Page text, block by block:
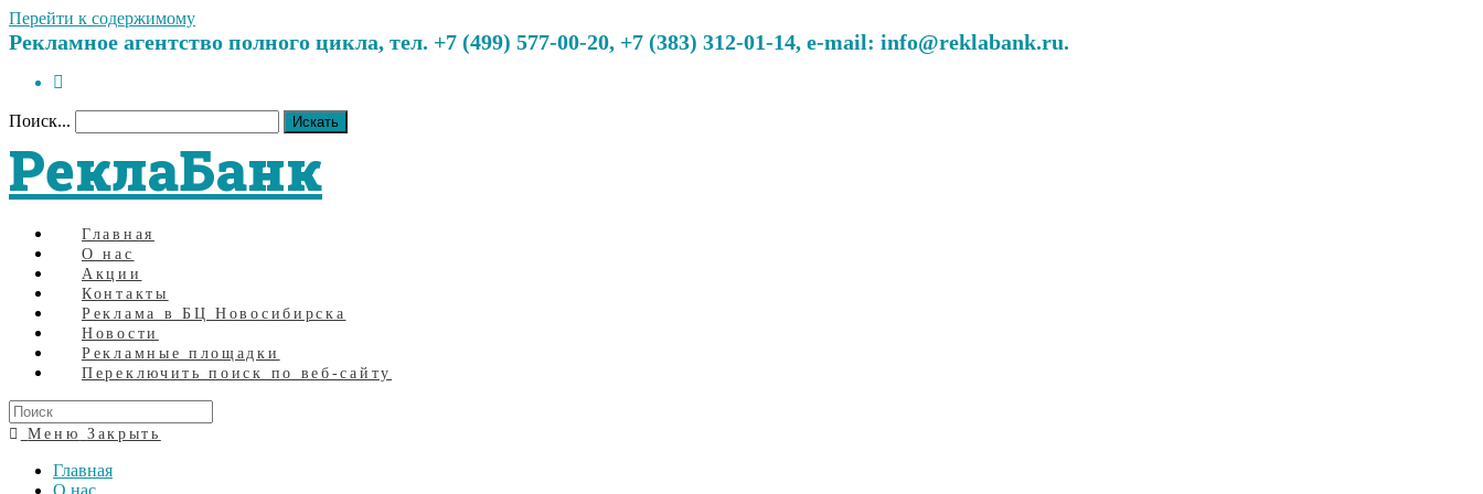
Перейти к содержимому
Рекламное агентство полного цикла, тел. +7 (499) 577-00-20, +7 (383) 312-01-14, e-mail: info@reklabank.ru.
Поиск... Искать
РеклаБанк
Главная
О нас
Акции
Контакты
Реклама в БЦ Новосибирска
Новости
Рекламные площадки
Переключить поиск по веб-сайту
Меню Закрыть
Главная
О нас